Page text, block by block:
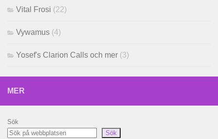
Vital Frosi (22)
Vywamus (4)
Yosef's Clarion Calls och mer (3)
MER
Sök
Sök